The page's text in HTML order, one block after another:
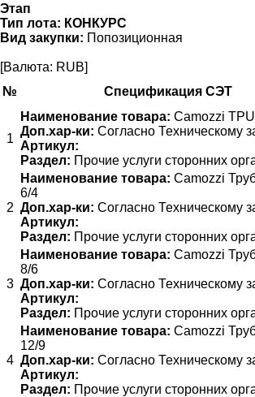
Этап
Тип лота: КОНКУРС
Вид закупки: Попозиционная
[Валюта: RUB]
№
Спецификация СЭТ
1
Наименование товара: Camozzi
Доп.хар-ки: Согласно Техническому
Артикул:
Раздел: Прочие услуги сторонних
2
Наименование товара: Camozzi
6/4
Доп.хар-ки: Согласно Техническому
Артикул:
Раздел: Прочие услуги сторонних
3
Наименование товара: Camozzi
8/6
Доп.хар-ки: Согласно Техническому
Артикул:
Раздел: Прочие услуги сторонних
4
Наименование товара: Camozzi
12/9
Доп.хар-ки: Согласно Техническому
Артикул:
Раздел: Прочие услуги сторонних